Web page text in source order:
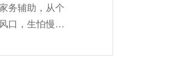
务辅助，从个
口，生怕慢一